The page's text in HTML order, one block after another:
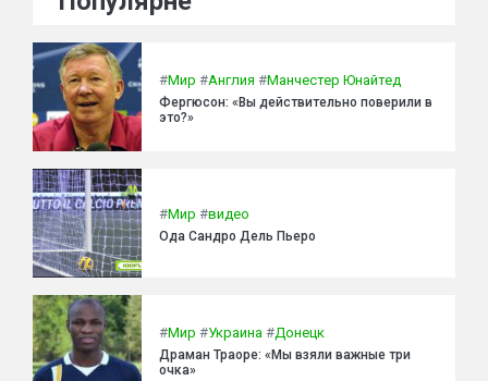
#Мир #Англия #Манчестер Юнайтед
Фергюсон: «Вы действительно поверили в
это?»
#Мир #видео
Ода Сандро Дель Пьеро
#Мир #Украина #Донецк
Драман Траоре: «Мы взяли важные три
очка»